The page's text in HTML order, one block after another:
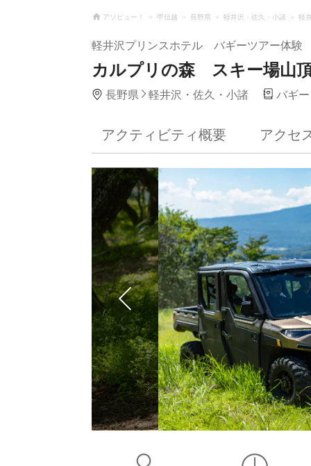
アソビュー！ 甲信越 長野県 軽井沢・佐久・小諸 軽
軽井沢プリンスホテル バギーツアー体験
カルプリの森 スキー場山
長野県 軽井沢・佐久・小諸 バギ
アクティビティ概要 アクセ